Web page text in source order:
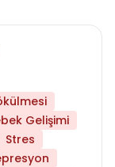
Gelişimi
Stres